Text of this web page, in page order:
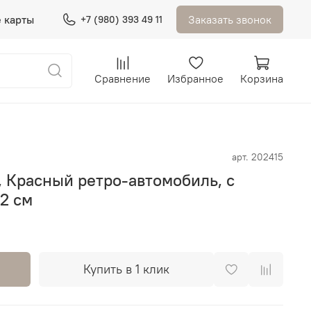
карты +7 (980) 393 49 11 Заказать звонок
Сравнение Избранное Корзина
арт. 202415
ретро-автомобиль, с
см
Купить в 1 клик